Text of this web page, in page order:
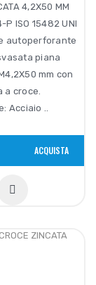
4,2X50 MM
P ISO 15482 UNI
autoperforante
piana
mm con
a croce.
Acciaio ..
ACQUISTA